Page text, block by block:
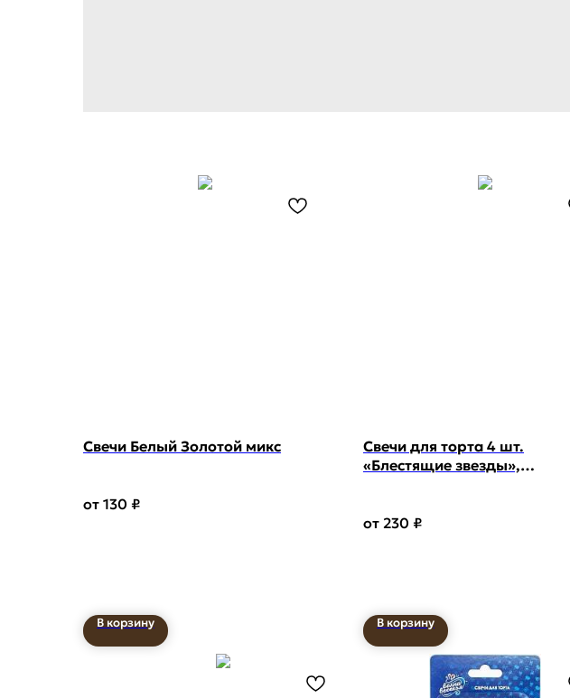
Свечи Белый Золотой микс
130 ₽
В корзину
Свечи для торта 4 шт.
«Блестящие звезды»,
230 ₽
В корзину